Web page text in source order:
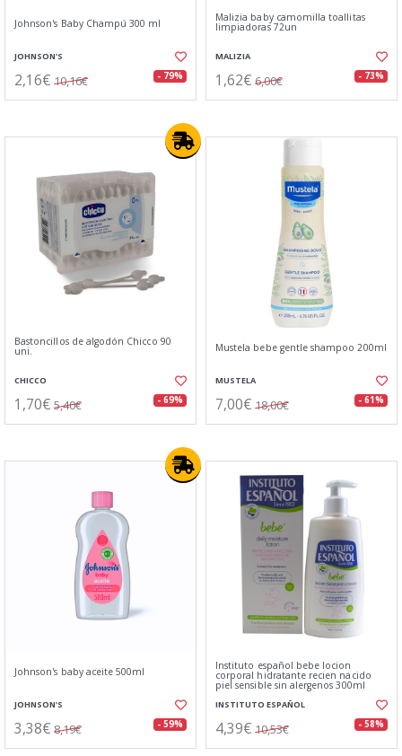
Johnson's Baby Champú 300 ml
JOHNSON'S
2,16€ 10,16€ - 79%
Malizia baby camomilla toallitas
limpiadoras 72un
MALIZIA
1,62€ 6,00€ - 73%
Bastoncillos de algodón Chicco 90
uni.
CHICCO
1,70€ 5,40€ - 69%
Mustela bebe gentle shampoo 200ml
MUSTELA
7,00€ 18,00€ - 61%
Johnson's baby aceite 500ml
JOHNSON'S
3,38€ 8,19€ - 59%
Instituto español bebe locion
corporal hidratante recien nacido
piel sensible sin alergenos 300ml
INSTITUTO ESPAÑOL
4,39€ 10,53€ - 58%